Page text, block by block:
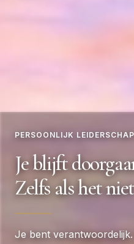
PERSOONLIJK
Je blijft
Zelfs als het
Je bent